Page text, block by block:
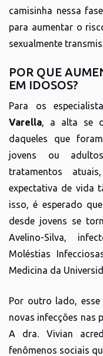
camisinha nessa
para aumentar o
sexualmente
POR QUE
EM IDOSOS?
Para os
Varella, a alta se
daqueles que
jovens ou
tratamentos
expectativa de vida
isso, é esperado
desde jovens se
Avelino-Silva,
Moléstias
Medicina da
Por outro lado,
novas infecções nas
A dra. Vivian
fenômenos sociais